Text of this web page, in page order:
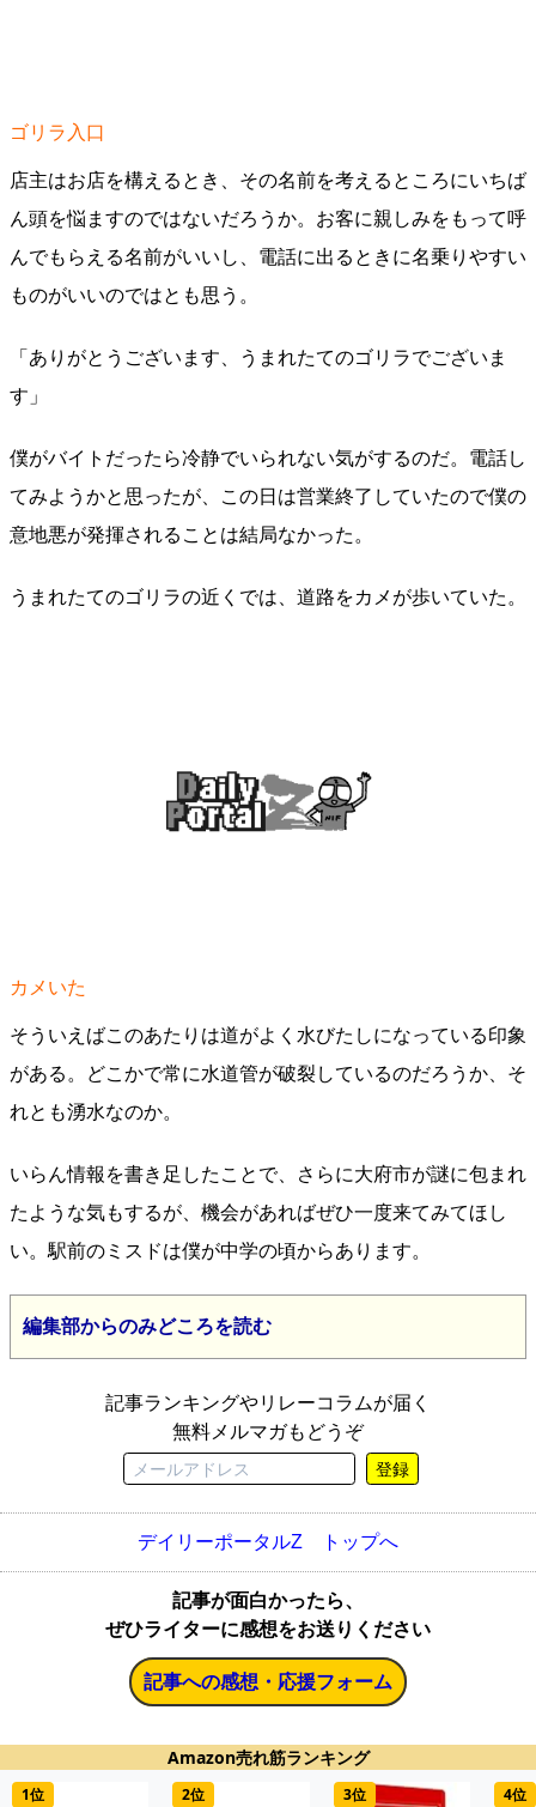
ゴリラ入口
店主はお店を構えるとき、その名前を考えるところにいちば
ん頭を悩ますのではないだろうか。お客に親しみをもって呼
んでもらえる名前がいいし、電話に出るときに名乗りやすい
ものがいいのではとも思う。
「ありがとうございます、うまれたてのゴリラでございま
す」
僕がバイトだったら冷静でいられない気がするのだ。電話し
てみようかと思ったが、この日は営業終了していたので僕の
意地悪が発揮されることは結局なかった。
うまれたてのゴリラの近くでは、道路をカメが歩いていた。
カメいた
そういえばこのあたりは道がよく水びたしになっている印象
がある。どこかで常に水道管が破裂しているのだろうか、そ
れとも湧水なのか。
いらん情報を書き足したことで、さらに大府市が謎に包まれ
たような気もするが、機会があればぜひ一度来てみてほし
い。駅前のミスドは僕が中学の頃からあります。
編集部からのみどころを読む
記事ランキングやリレーコラムが届く
無料メルマガもどうぞ
登録
デイリーポータルZ トップへ
記事が面白かったら、
ぜひライターに感想をお送りください
記事への感想・応援フォーム
Amazon売れ筋ランキング
1位 2位 3位 4位